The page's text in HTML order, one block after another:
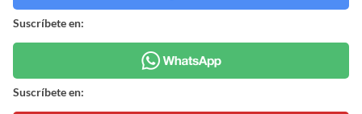
Suscríbete en:
Suscríbete en: